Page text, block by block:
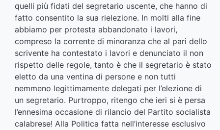
quelli più fidati del segretario uscente, che hanno di
fatto consentito la sua rielezione. In molti alla fine
abbiamo per protesta abbandonato i lavori,
compreso la corrente di minoranza che al pari dello
scrivente ha contestato i lavori e denunciato il non
rispetto delle regole, tanto è che il segretario è stato
eletto da una ventina di persone e non tutti
nemmeno legittimamente delegati per l’elezione di
un segretario. Purtroppo, ritengo che ieri si è persa
l’ennesima occasione di rilancio del Partito socialista
calabrese! Alla Politica fatta nell’interesse esclusivo